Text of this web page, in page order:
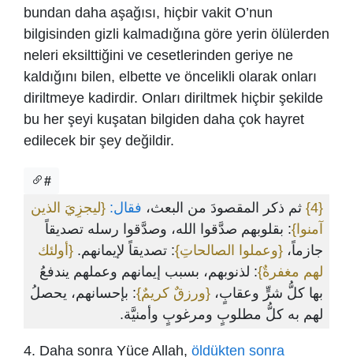
bundan daha aşağısı, hiçbir vakit O’nun
bilgisinden gizli kalmadığına göre yerin ölülerden
neleri eksilttiğini ve cesetlerinden geriye ne
kaldığını bilen, elbette ve öncelikli olarak onları
diriltmeye kadirdir. Onları diriltmek hiçbir şekilde
bu her şeyi kuşatan bilgiden daha çok hayret
edilecek bir şey değildir.
#
{4} ثم ذكر المقصودَ من البعث، فقال: {ليجزِيَ الذين
آمنوا}: بقلوبهم صدَّقوا الله، وصدَّقوا رسله تصديقاً
جازماً، {وعملوا الصالحاتِ}: تصديقاً لإيمانهم. {أولئك
لهم مغفرةٌ}: لذنوبهم، بسبب إيمانهم وعملهم يندفعُ
بها كلُّ شرٍّ وعقابٍ، {ورزقٌ كريمٌ}: بإحسانهم، يحصلُ
لهم به كلُّ مطلوبٍ ومرغوبٍ وأمنيَّة.
4. Daha sonra Yüce Allah, öldükten sonra